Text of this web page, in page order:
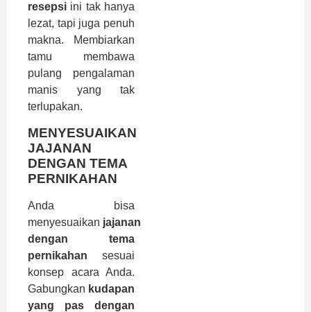
resepsi ini tak hanya
lezat, tapi juga penuh
makna. Membiarkan
tamu membawa
pulang pengalaman
manis yang tak
terlupakan.
MENYESUAIKAN
JAJANAN
DENGAN TEMA
PERNIKAHAN
Anda bisa
menyesuaikan jajanan
dengan tema
pernikahan sesuai
konsep acara Anda.
Gabungkan kudapan
yang pas dengan